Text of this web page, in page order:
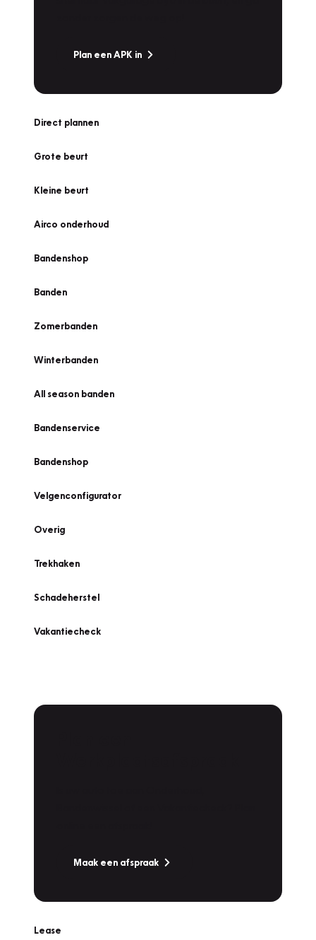
Plan een APK in
Direct plannen
Grote beurt
Kleine beurt
Airco onderhoud
Bandenshop
Banden
Zomerbanden
Winterbanden
All season banden
Bandenservice
Bandenshop
Velgenconfigurator
Overig
Trekhaken
Schadeherstel
Vakantiecheck
Maak een afspraak
Lease